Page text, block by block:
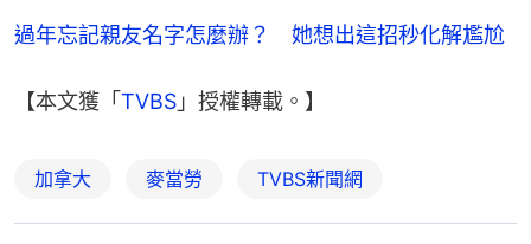
過年忘記親友名字怎麼辦？　她想出這招秒化解尷尬
【本文獲「 TVBS 」授權轉載。】
加拿大 麥當勞 TVBS新聞網